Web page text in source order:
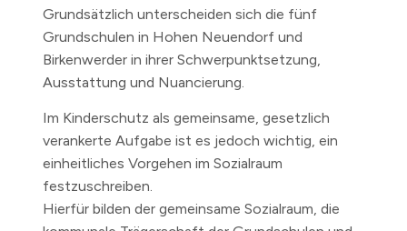
Grundsätzlich unterscheiden sich die fünf
Grundschulen in Hohen Neuendorf und
Birkenwerder in ihrer Schwerpunktsetzung,
Ausstattung und Nuancierung.
Im Kinderschutz als gemeinsame, gesetzlich
verankerte Aufgabe ist es jedoch wichtig, ein
einheitliches Vorgehen im Sozialraum
festzuschreiben.
Hierfür bilden der gemeinsame Sozialraum, die